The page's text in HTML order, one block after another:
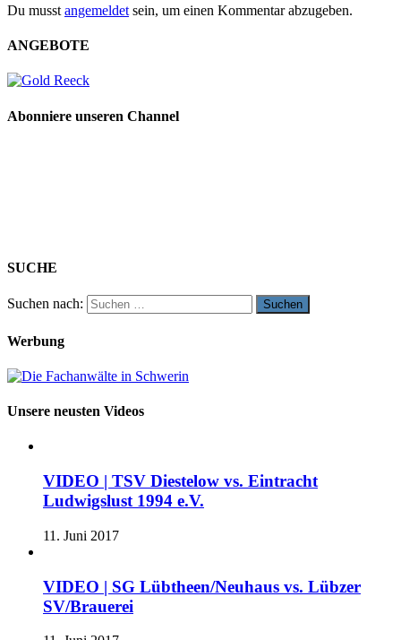
Du musst angemeldet sein, um einen Kommentar abzugeben.
ANGEBOTE
Abonniere unseren Channel
SUCHE
Suchen nach:
Werbung
Unsere neusten Videos
VIDEO | TSV Diestelow vs. Eintracht
Ludwigslust 1994 e.V.
11. Juni 2017
VIDEO | SG Lübtheen/Neuhaus vs. Lübzer
SV/Brauerei